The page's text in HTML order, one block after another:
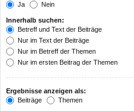
Ja
Nein
Innerhalb suchen:
Betreff und Text der Beiträge
Nur im Text der Beiträge
Nur im Betreff der Themen
Nur im ersten Beitrag der Themen
Ergebnisse anzeigen als:
Beiträge
Themen